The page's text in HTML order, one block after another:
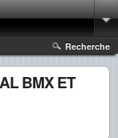
Recherche
BMX ET